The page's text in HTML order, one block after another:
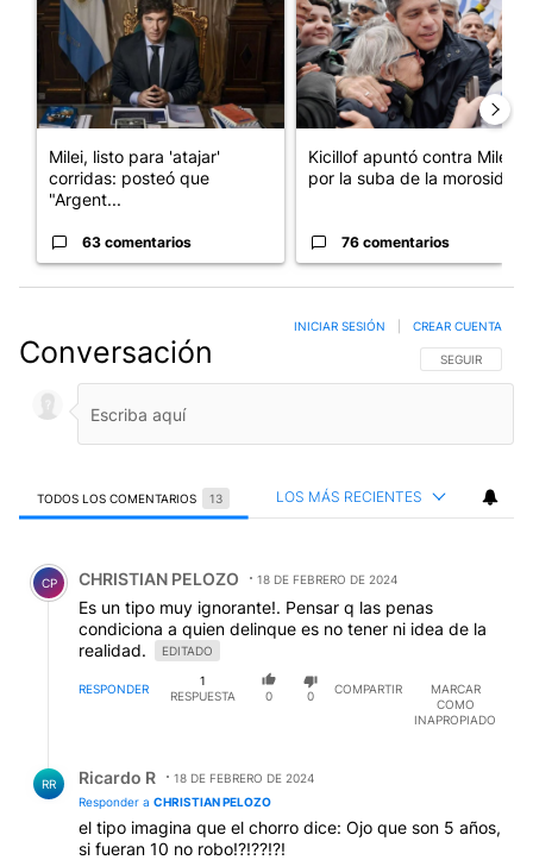
Milei, listo para 'atajar'
corridas: posteó que
"Argent...
63 comentarios
Kicillof apuntó contra Milei
por la suba de la morosida...
76 comentarios
Conversación SIGA ESTA
SEGUIR
INICIAR SESIÓN CREAR CUENTA
TODOS LOS COMENTARIOS 13 LOS MÁS RECIENTES
Comentario de CHRISTIAN PELOZO.
CP CHRISTIAN PELOZO 18 DE FEBRERO DE 2024
Es un tipo muy ignorante!. Pensar q las penas
condiciona a quien delinque es no tener ni idea de la
realidad.
EDITADO
RESPONDER
1
RESPUESTA
0 0
COMPARTIR
MARCAR
COMO
INAPROPIADO
RR Ricardo R
18 DE FEBRERO DE 2024
Responder a CHRISTIAN PELOZO
el tipo imagina que el chorro dice: Ojo que son 5 años,
si fueran 10 no robo!?!??!?!